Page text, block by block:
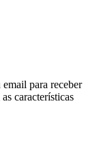
para receber
características